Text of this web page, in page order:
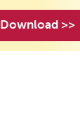
Co., Ltd. All
Download >>